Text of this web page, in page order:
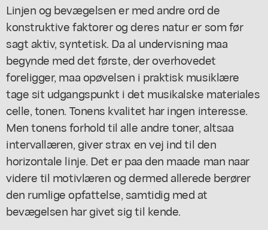
Linjen og bevægelsen er med andre ord de
konstruktive faktorer og deres natur er som før
sagt aktiv, syntetisk. Da al undervisning maa
begynde med det første, der overhovedet
foreligger, maa opøvelsen i praktisk musiklære
tage sit udgangspunkt i det musikalske materiales
celle, tonen. Tonens kvalitet har ingen interesse.
Men tonens forhold til alle andre toner, altsaa
intervallæren, giver strax en vej ind til den
horizontale linje. Det er paa den maade man naar
videre til motivlæren og dermed allerede berører
den rumlige opfattelse, samtidig med at
bevægelsen har givet sig til kende.